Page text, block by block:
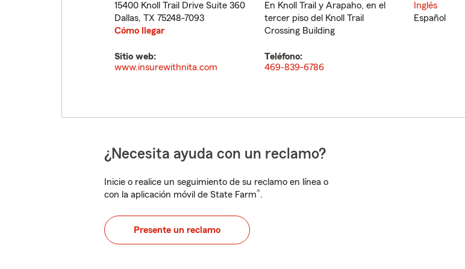
15400 Knoll Trail Drive Suite 360
Dallas, TX 75248-7093
Cómo llegar
En Knoll Trail y Arapaho, en el
tercer piso del Knoll Trail
Crossing Building
Inglés
Español
Sitio web:
www.insurewithnita.com
Teléfono:
469-839-6786
¿Necesita ayuda con un reclamo?
Inicie o realice un seguimiento de su reclamo en línea o
con la aplicación móvil de State Farm®.
Presente un reclamo